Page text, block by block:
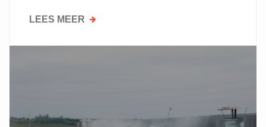
LEES MEER OVER
NODIG